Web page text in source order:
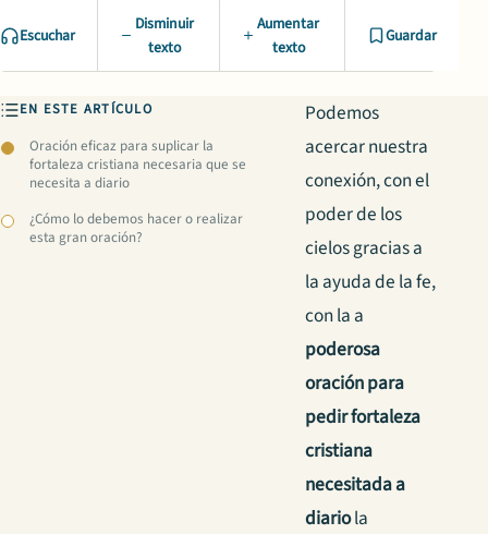
Escuchar
Disminuir
texto
Aumentar
texto
Guardar
EN ESTE ARTÍCULO
Oración eficaz para suplicar la
fortaleza cristiana necesaria que se
necesita a diario
¿Cómo lo debemos hacer o realizar
esta gran oración?
Podemos
acercar nuestra
conexión, con el
poder de los
cielos gracias a
la ayuda de la fe,
con la a
poderosa
oración para
pedir fortaleza
cristiana
necesitada a
diariola